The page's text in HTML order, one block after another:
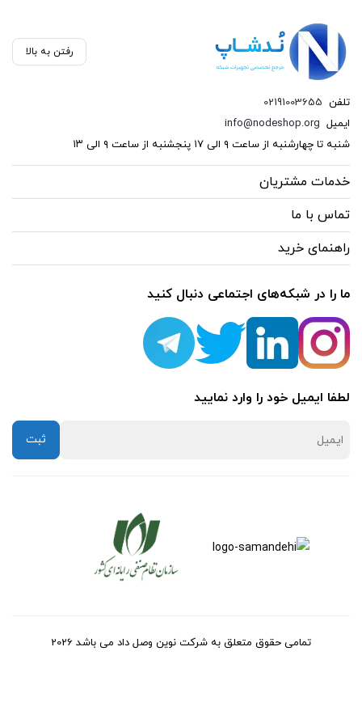
رفتن به بالا
تلفن 02191003655
ایمیل info@nodeshop.org
شنبه تا چهارشنبه از ساعت ۹ الی ۱۷ پنجشنبه از ساعت ۹ الی ۱۳
خدمات مشتریان
تماس با ما
راهنمای خرید
ما را در شبکه‌های اجتماعی دنبال کنید
لطفا ایمیل خود را وارد نمایید
تمامی حقوق متعلق به شرکت نوین وصل داد می باشد 2026